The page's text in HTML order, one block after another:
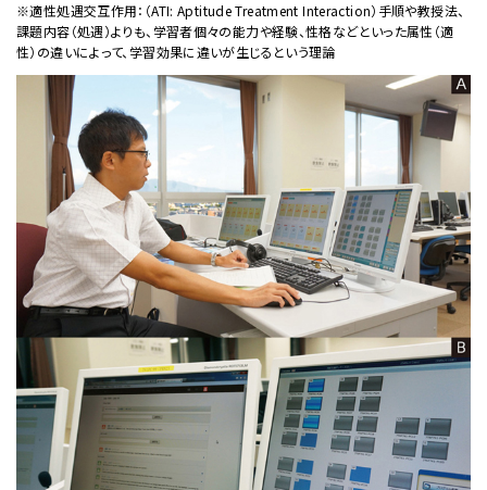
※適性処遇交互作用：（ATI: Aptitude Treatment Interaction）手順や教授法、
課題内容（処遇）よりも、学習者個々の能力や経験、性格などといった属性（適
性）の違いによって、学習効果に違いが生じるという理論